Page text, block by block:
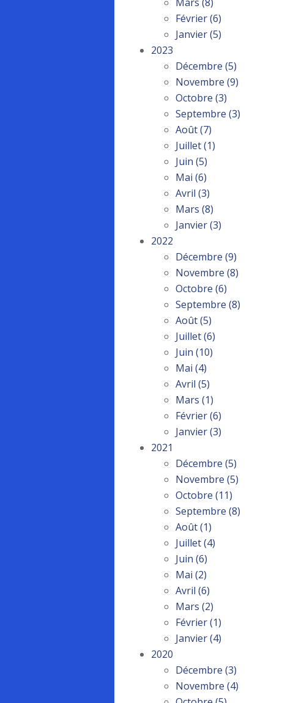
Février(6)
Janvier(5)
2023
Décembre (5)
Novembre (9)
Octobre (3)
Septembre (3)
Août(7)
Juillet(1)
Juin (5)
Mai (6)
Avril (3)
Mars (8)
Janvier(3)
2022
Décembre (9)
Novembre (8)
Octobre (6)
Septembre (8)
Août(5)
Juillet(6)
Juin (10)
Mai (4)
Avril (5)
Mars (1)
Février(6)
Janvier(3)
2021
Décembre (5)
Novembre (5)
Octobre (11)
Septembre (8)
Août(1)
Juillet(4)
Juin (6)
Mai (2)
Avril (6)
Mars (2)
Février(1)
Janvier(4)
2020
Décembre (3)
Novembre (4)